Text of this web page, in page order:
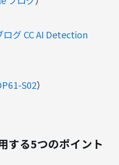
ログ CC AI Detection
S02）
する5つのポイント